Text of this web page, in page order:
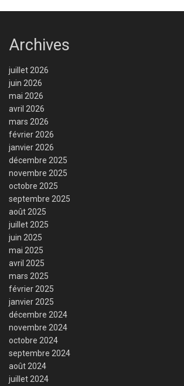
Archives
juillet 2026
juin 2026
mai 2026
avril 2026
mars 2026
février 2026
janvier 2026
décembre 2025
novembre 2025
octobre 2025
septembre 2025
août 2025
juillet 2025
juin 2025
mai 2025
avril 2025
mars 2025
février 2025
janvier 2025
décembre 2024
novembre 2024
octobre 2024
septembre 2024
août 2024
juillet 2024